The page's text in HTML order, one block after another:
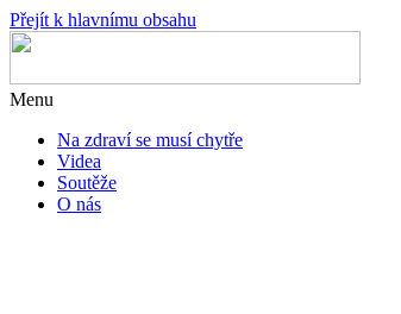
Přejít k hlavnímu obsahu
Menu
Na zdraví se musí chytře
Videa
Soutěže
O nás